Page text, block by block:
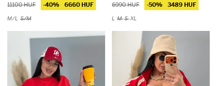
11100 HUF -40% 6660 HUF
M/L S/M
6990 HUF -50% 3489 HUF
L MSXL